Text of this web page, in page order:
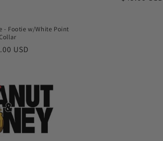
- Footie w/White Point
USD